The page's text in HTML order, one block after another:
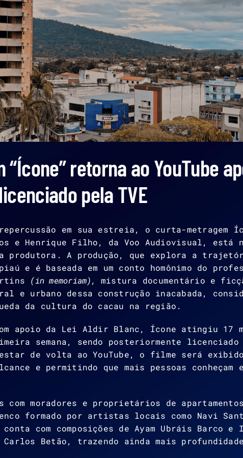
retorna ao YouTube
pela TVE
em sua estreia, o curta-metragem
e Henrique Filho, da Voo Audiovisual, está
produtora. A produção, que explora a
e é baseada em um conto homônimo do
(in memoriam), mistura documentário e
e urbano dessa construção inacabada,
da cultura do cacau na região.
apoio da Lei Aldir Blanc, Ícone atingiu 17
semana, sendo posteriormente licenciado
de volta ao YouTube, o filme será exibido
e permitindo que mais pessoas conheçam
moradores e proprietários de
formado por artistas locais como Navi
com composições de Ayam Ubráis Barco e
Betão, trazendo ainda mais